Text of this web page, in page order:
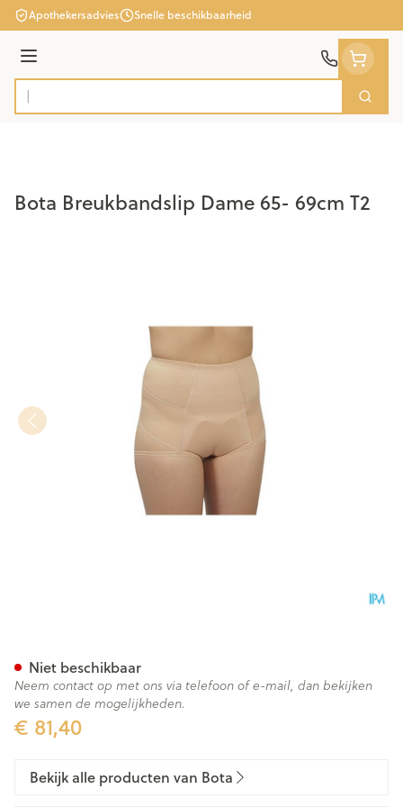
Ga naar de inhoud
Apothekersadvies Snelle beschikbaarheid
Menu
Product, merk, categorie... Zoek
Bota Breukbandslip Dame 65- 69cm T2
€ 81,40
Niet beschikbaar
Neem contact op met ons via telefoon of e-mail, dan bekijken
we samen de mogelijkheden.
Bekijk alle producten van Bota